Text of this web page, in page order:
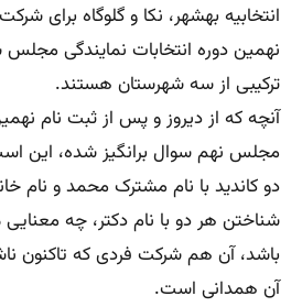
انتخابیه بهشهر، نکا و گلوگاه برای
نهمین دوره انتخابات نمایندگی
ترکیبی از سه شهرستان هستند.
آنچه که از دیروز و پس از ثبت نام
مجلس نهم سوال برانگیز شده، این
دو کاندید با نام مشترک محمد و نام
شناختن هر دو با نام دکتر، چه معنایی
باشد، آن هم شرکت فردی که تاکنون
آن همدانی است.